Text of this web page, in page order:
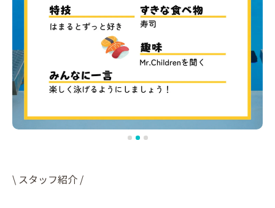
\ スタッフ紹介 /